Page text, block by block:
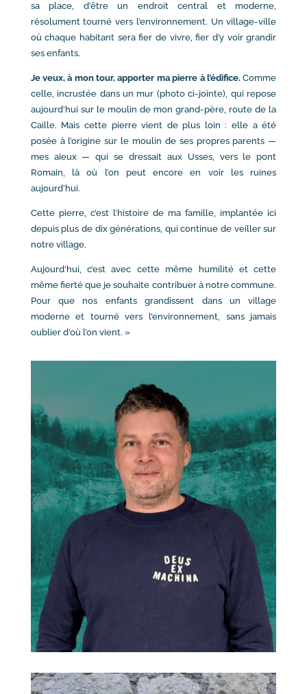
sa place, d’être un endroit central et moderne,
résolument tourné vers l’environnement. Un village-ville
où chaque habitant sera fier de vivre, fier d’y voir grandir
ses enfants.
Je veux, à mon tour, apporter ma pierre à l’édifice.Comme
celle, incrustée dans un mur (photo ci-jointe), qui repose
aujourd’hui sur le moulin de mon grand-père, route de la
Caille. Mais cette pierre vient de plus loin : elle a été
posée à l’origine sur le moulin de ses propres parents —
mes aïeux — qui se dressait aux Usses, vers le pont
Romain, là où l’on peut encore en voir les ruines
aujourd’hui.
Cette pierre, c’est l’histoire de ma famille, implantée ici
depuis plus de dix générations, qui continue de veiller sur
notre village.
Aujourd’hui, c’est avec cette même humilité et cette
même fierté que je souhaite contribuer à notre commune.
Pour que nos enfants grandissent dans un village
moderne et tourné vers l’environnement, sans jamais
oublier d’où l’on vient. »